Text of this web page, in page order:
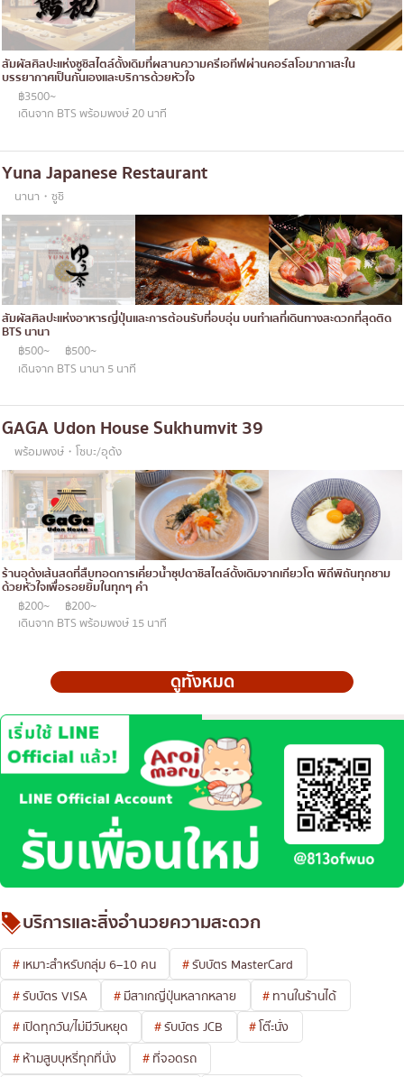
สัมผัสศิลปะแห่งซูชิสไตล์ดั้งเดิมที่ผสานความครีเอทีฟผ่านคอร์สโอมากาเสะใน
บรรยากาศเป็นกันเองและบริการด้วยหัวใจ
฿3500~
เดินจาก BTS พร้อมพงษ์ 20 นาที
Yuna Japanese Restaurant
นานา・ซูชิ
สัมผัสศิลปะแห่งอาหารญี่ปุ่นและการต้อนรับที่อบอุ่น บนทำเลที่เดินทางสะดวกที่สุดติด
BTS นานา
฿500~
฿500~
เดินจาก BTS นานา 5 นาที
GAGA Udon House Sukhumvit 39
พร้อมพงษ์・โซบะ/อุด้ง
ร้านอุด้งเส้นสดที่สืบทอดการเคี่ยวน้ำซุปดาชิสไตล์ดั้งเดิมจากเกียวโต พิถีพิถันทุกชาม
ด้วยหัวใจเพื่อรอยยิ้มในทุกๆ คำ
฿200~
฿200~
เดินจาก BTS พร้อมพงษ์ 15 นาที
ดูทั้งหมด
บริการและสิ่งอำนวยความสะดวก
เหมาะสำหรับกลุ่ม 6–10 คน
รับบัตร MasterCard
รับบัตร VISA
มีสาเกญี่ปุ่นหลากหลาย
ทานในร้านได้
เปิดทุกวัน/ไม่มีวันหยุด
รับบัตร JCB
โต๊ะนั่ง
ห้ามสูบบุหรี่ทุกที่นั่ง
ที่จอดรถ